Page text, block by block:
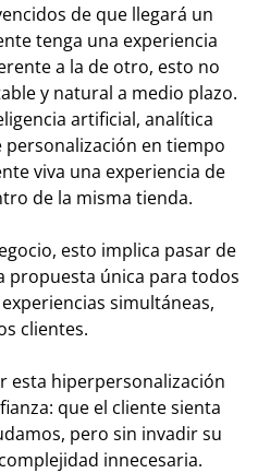
de que llegará un
tenga una experiencia
a la de otro, esto no
y natural a medio plazo.
artificial, analítica
personalización en tiempo
viva una experiencia de
de la misma tienda.
esto implica pasar de
propuesta única para todos
simultáneas,
clientes.
esta hiperpersonalización
que el cliente sienta
pero sin invadir su
innecesaria.